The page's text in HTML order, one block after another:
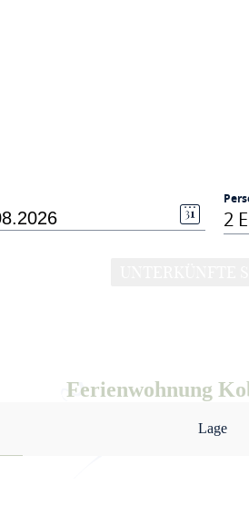
2
Ferienwohnung
Lage